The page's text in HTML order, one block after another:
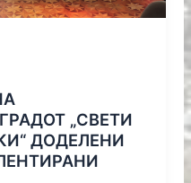
„СВЕТИ
ДОДЕЛЕНИ